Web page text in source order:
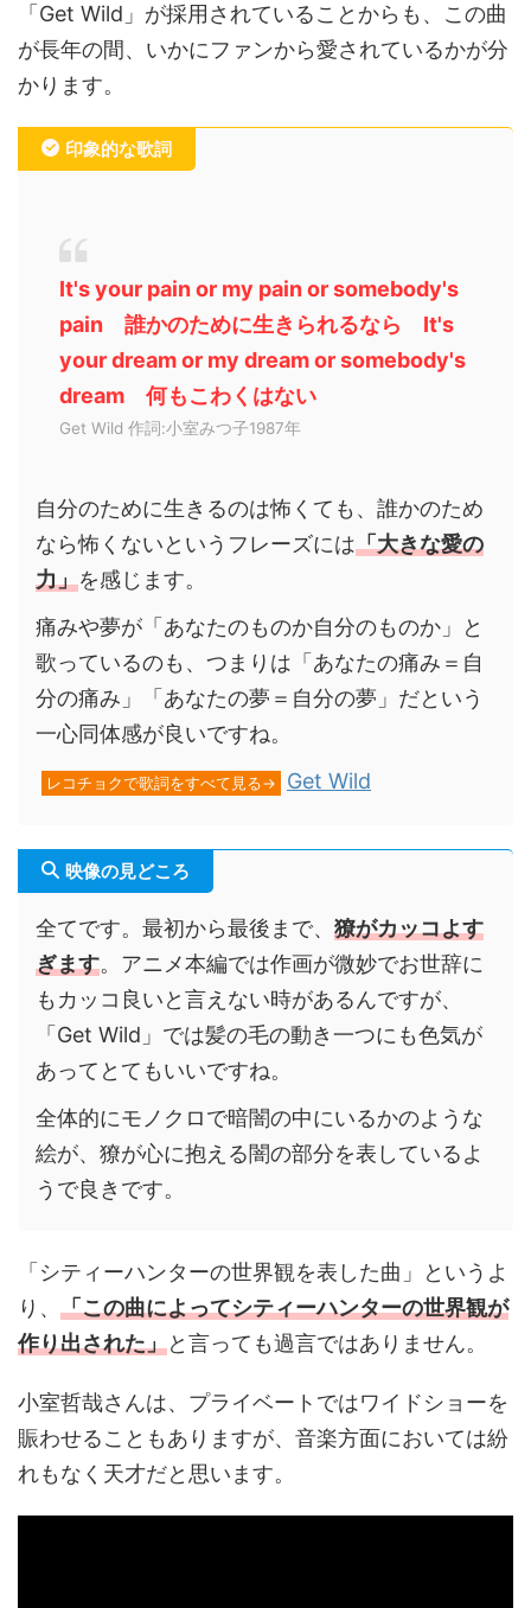
「Get Wild」が採用されていることからも、この曲
が長年の間、いかにファンから愛されているかが分
かります。
印象的な歌詞
It's your pain or my pain or somebody's
pain 誰かのために生きられるなら It's
your dream or my dream or somebody's
dream 何もこわくはない
Get Wild 作詞:小室みつ子1987年
自分のために生きるのは怖くても、誰かのため
なら怖くないというフレーズには「大きな愛の
力」を感じます。
痛みや夢が「あなたのものか自分のものか」と
歌っているのも、つまりは「あなたの痛み＝自
分の痛み」「あなたの夢＝自分の夢」だという
一心同体感が良いですね。
レコチョクで歌詞をすべて見る→ Get Wild
映像の見どころ
全てです。最初から最後まで、 獠がカッコよす
ぎます。アニメ本編では作画が微妙でお世辞に
もカッコ良いと言えない時があるんですが、
「Get Wild」では髪の毛の動き一つにも色気が
あってとてもいいですね。
全体的にモノクロで暗闇の中にいるかのような
絵が、獠が心に抱える闇の部分を表しているよ
うで良きです。
「シティーハンターの世界観を表した曲」というよ
り、 「この曲によってシティーハンターの世界観が
作り出された」と言っても過言ではありません。
小室哲哉さんは、プライベートではワイドショーを
賑わせることもありますが、音楽方面においては紛
れもなく天才だと思います。